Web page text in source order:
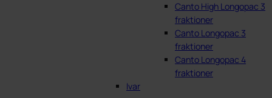
Canto High Longopac 3
fraktioner
Canto Longopac 3
fraktioner
Canto Longopac 4
fraktioner
Ivar